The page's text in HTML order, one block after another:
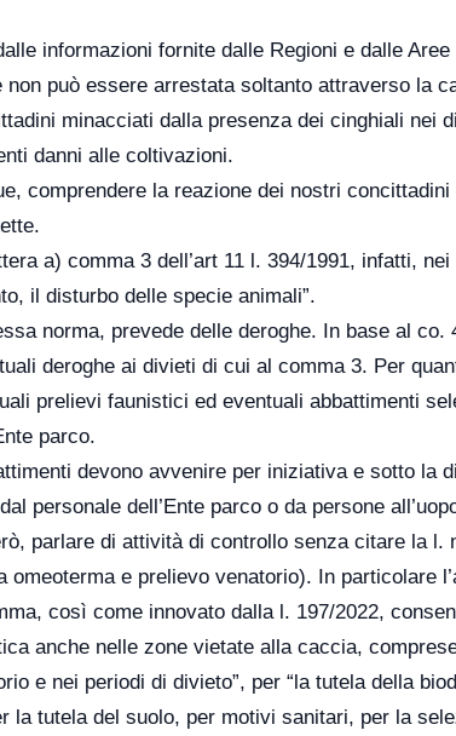
informazioni fornite dalle Regioni e dalle
non può essere arrestata soltanto attraverso la
minacciati dalla presenza dei cinghiali nei
danni alle coltivazioni.
comprendere la reazione dei nostri
a) comma 3 dell’art 11 l. 394/1991, infatti,
il disturbo delle specie animali”.
norma, prevede delle deroghe. In base al
deroghe ai divieti di cui al comma 3. Per
prelievi faunistici ed eventuali abbattimenti
parco.
devono avvenire per iniziativa e sotto la
personale dell’Ente parco o da persone
parlare di attività di controllo senza citare la l.
omeoterma e prelievo venatorio). In particolare
così come innovato dalla l. 197/2022,
anche nelle zone vietate alla caccia,
e nei periodi di divieto”, per “la tutela della
la tutela del suolo, per motivi sanitari, per la